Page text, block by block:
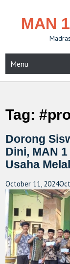
MAN
Menu
Tag:
Dorong
Dini, MAN
Usaha
October 11, 2024